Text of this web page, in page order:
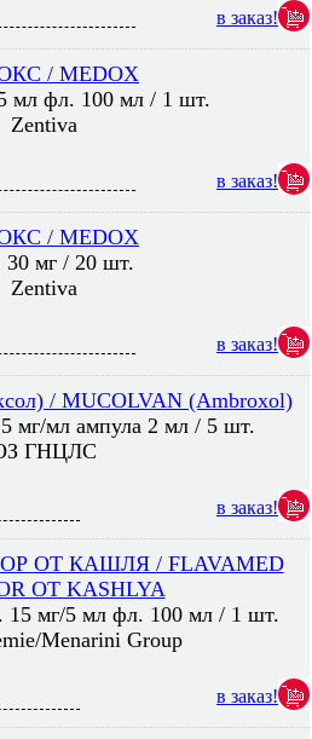
в заказ!
/ MEDOX
мл фл. 100 мл / 1 шт.
Zentiva
в заказ!
/ MEDOX
30 мг / 20 шт.
Zentiva
в заказ!
/ MUCOLVAN (Ambroxol)
мг/мл ампула 2 мл / 5 шт.
ГНЦЛС
в заказ!
ОТ КАШЛЯ / FLAVAMED
OT KASHLYA
15 мг/5 мл фл. 100 мл / 1 шт.
Menarini Group
в заказ!